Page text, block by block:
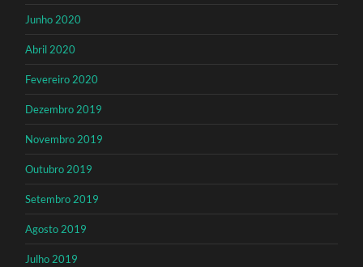
Junho 2020
Abril 2020
Fevereiro 2020
Dezembro 2019
Novembro 2019
Outubro 2019
Setembro 2019
Agosto 2019
Julho 2019